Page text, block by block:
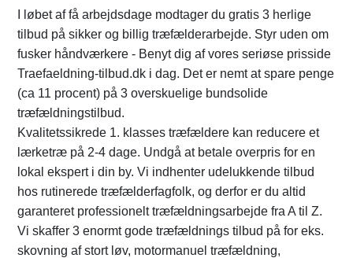
I løbet af få arbejdsdage modtager du gratis 3 herlige
tilbud på sikker og billig træfælderarbejde. Styr uden om
fusker håndværkere - Benyt dig af vores seriøse prisside
Traefaeldning-tilbud.dk i dag. Det er nemt at spare penge
(ca 11 procent) på 3 overskuelige bundsolide
træfældningstilbud.
Kvalitetssikrede 1. klasses træfældere kan reducere et
lærketræ på 2-4 dage. Undgå at betale overpris for en
lokal ekspert i din by. Vi indhenter udelukkende tilbud
hos rutinerede træfælderfagfolk, og derfor er du altid
garanteret professionelt træfældningsarbejde fra A til Z.
Vi skaffer 3 enormt gode træfældnings tilbud på for eks.
skovning af stort løv, motormanuel træfældning,